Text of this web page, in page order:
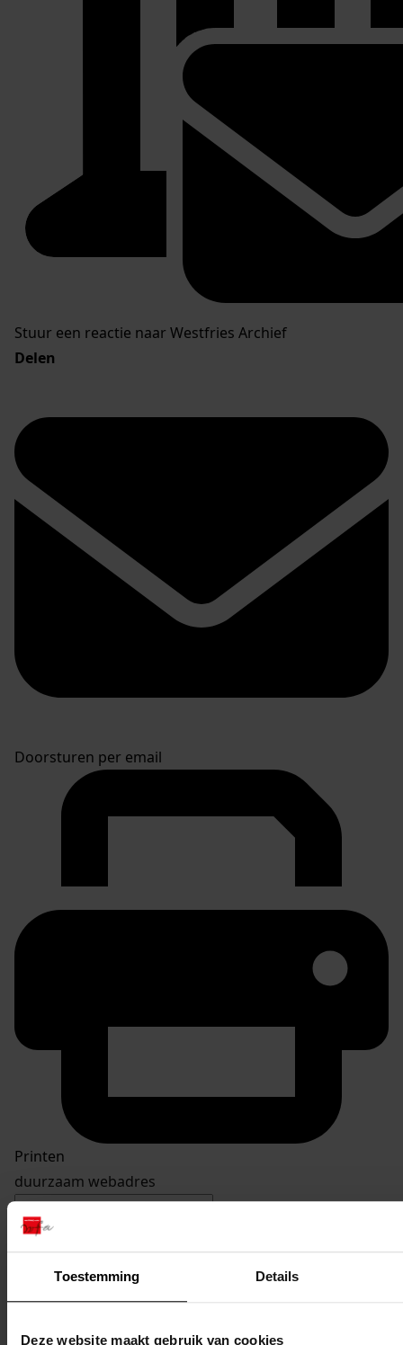
Toestemming Details
Deze website maakt gebruik van cookies
Stuur een reactie naar Westfries Archief
Delen
Doorsturen per email
Printen
duurzaam webadres
Inventaris